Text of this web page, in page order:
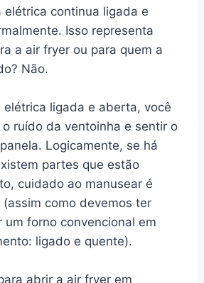
elétrica continua ligada e
Isso representa
a air fryer ou para quem a
Não.
elétrica ligada e aberta, você
ruído da ventoinha e sentir o
Logicamente, se há
partes que estão
cuidado ao manusear é
como devemos ter
um forno convencional em
ligado e quente).
abrir a air fryer em